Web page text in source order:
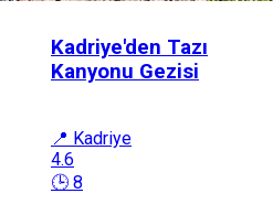
Kadriye'den Tazı
Kanyonu Gezisi
📍 Kadriye
4.6
🕒 8